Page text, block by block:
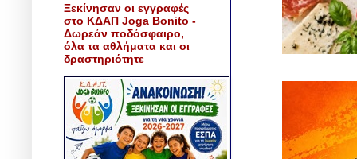
Ξεκίνησαν οι εγγραφές
στο ΚΔΑΠ Joga Bonito -
Δωρεάν ποδόσφαιρο,
όλα τα αθλήματα και οι
δραστηριότητε